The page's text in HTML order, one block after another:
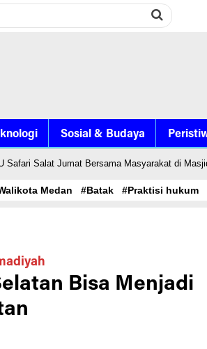
Sosial & Budaya
Salat Jumat Bersama Masyarakat di Masjid
Medan #Batak #Praktisi hukum
Bisa Menjadi